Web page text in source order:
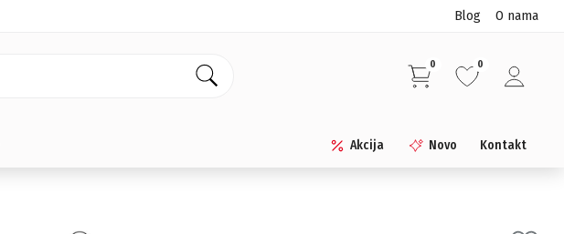
Blog O nama
0 0
Akcija Novo Kontakt